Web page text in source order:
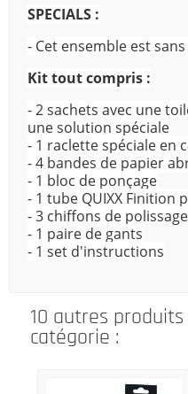
SPECIALS :
- Cet ensemble est
Kit tout compris :
- 2 sachets avec une
une solution spéciale
- 1 raclette spéciale en
- 4 bandes de papier
- 1 bloc de ponçage
- 1 tube QUIXX Finition
- 3 chiffons de polissage
- 1 paire de gants
- 1 set d'instructions
10 autres
catégorie :